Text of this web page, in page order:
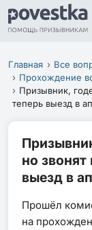
Главная
Все
Прохождение
Призывник,
теперь выезд в
но звонят
выезд в
Прошёл
на